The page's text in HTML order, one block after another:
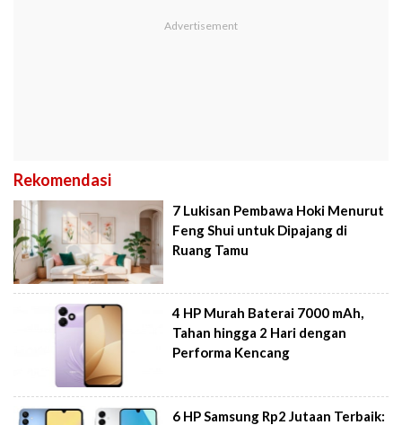
Rekomendasi
7 Lukisan Pembawa Hoki Menurut
Feng Shui untuk Dipajang di
Ruang Tamu
4 HP Murah Baterai 7000 mAh,
Tahan hingga 2 Hari dengan
Performa Kencang
6 HP Samsung Rp2 Jutaan Terbaik: